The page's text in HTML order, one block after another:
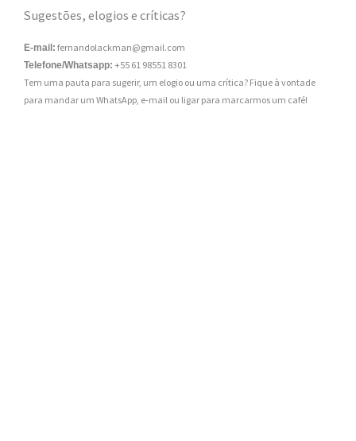
Sugestões, elogios e críticas?
E-mail: fernandolackman@gmail.com
Telefone/Whatsapp: +55 61 98551 8301
Tem uma pauta para sugerir, um elogio ou uma crítica? Fique à vontade
para mandar um WhatsApp, e-mail ou ligar para marcarmos um café!